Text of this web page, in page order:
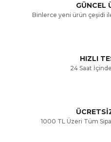
Ürün bilgilerinde hatalar
GÜNCEL
Binlerce yeni ürün çeşidi ile
HIZLI
24 Saat İçinde
1000 TL Üzeri Tüm